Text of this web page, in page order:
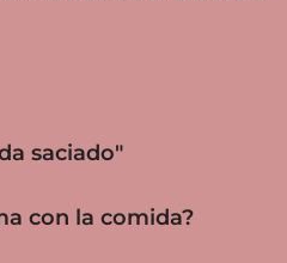
saciado"
con la comida?